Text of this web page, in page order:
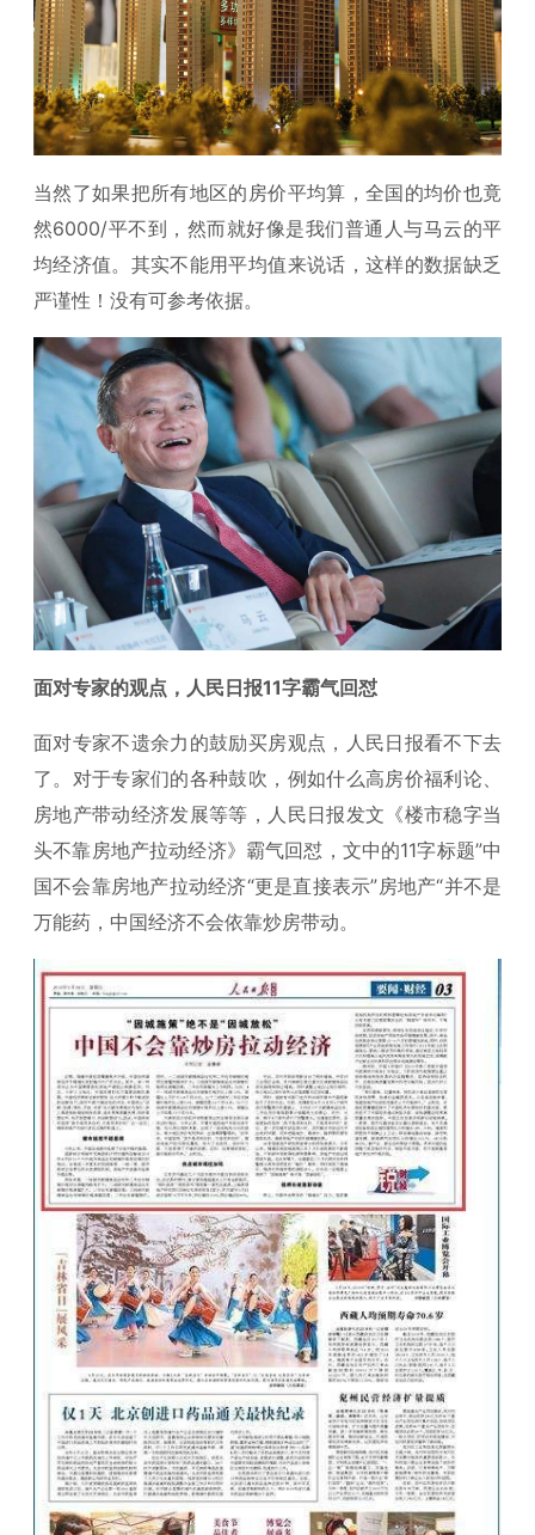
当然了如果把所有地区的房价平均算，全国的均价也竟
然6000/平不到，然而就好像是我们普通人与马云的平
均经济值。其实不能用平均值来说话，这样的数据缺乏
严谨性！没有可参考依据。
面对专家的观点，人民日报11字霸气回怼
面对专家不遗余力的鼓励买房观点，人民日报看不下去
了。对于专家们的各种鼓吹，例如什么高房价福利论、
房地产带动经济发展等等，人民日报发文《楼市稳字当
头不靠房地产拉动经济》霸气回怼，文中的11字标题”中
国不会靠房地产拉动经济“更是直接表示”房地产“并不是
万能药，中国经济不会依靠炒房带动。